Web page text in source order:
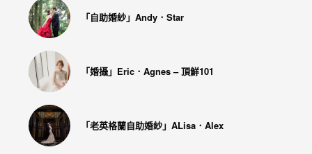
「自助婚紗」Andy．Star
「婚攝」Eric．Agnes – 頂鮮101
「老英格蘭自助婚紗」ALisa．Alex